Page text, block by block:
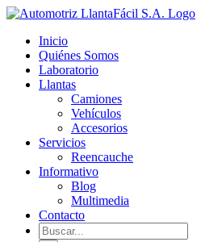
Skip
content
facebook
youtube
Inicio
Quiénes Somos
Laboratorio
Llantas
Camiones
Vehículos
Accesorios
Servicios
Reencauche
Informativo
Blog
Multimedia
Contacto
Buscar: